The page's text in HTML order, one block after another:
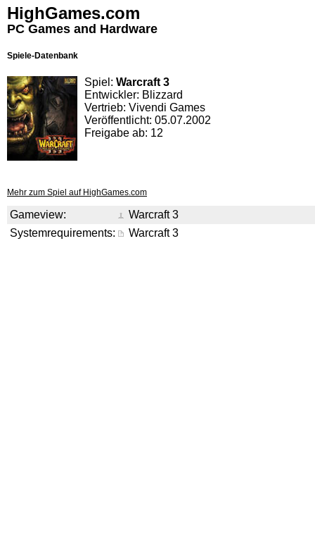
HighGames.com
PC Games and Hardware
Spiele-Datenbank
Spiel: Warcraft 3
Entwickler: Blizzard
Vertrieb: Vivendi Games
Veröffentlicht: 05.07.2002
Freigabe ab: 12
Mehr zum Spiel auf HighGames.com
Gameview:
Warcraft 3
Systemrequirements:
Warcraft 3